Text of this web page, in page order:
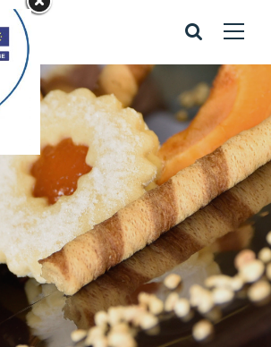
torta
items / hercegnős torta